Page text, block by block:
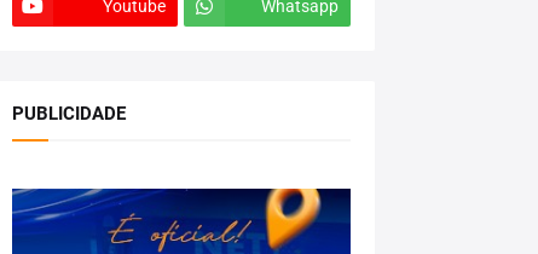
Youtube Whatsapp
PUBLICIDADE